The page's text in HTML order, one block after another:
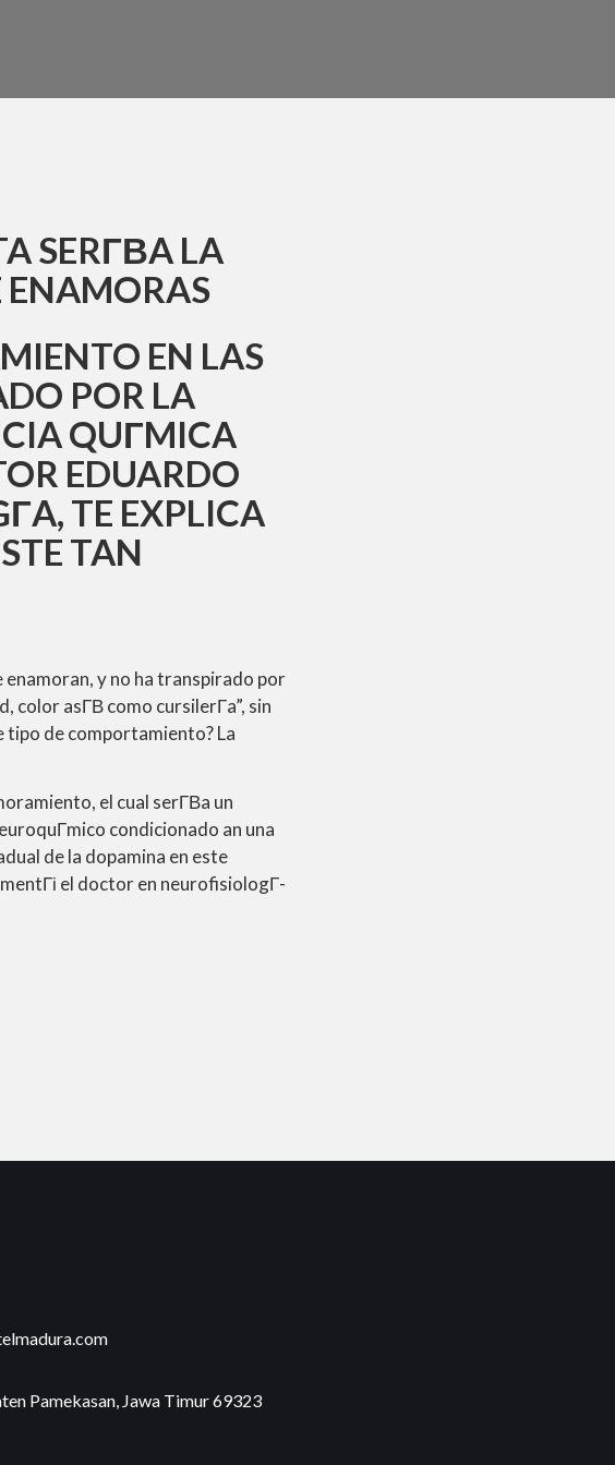
SERГ­В­A LA
ENAMORAS
EN LAS
POR LA
QUГ­MICA
EDUARDO
TE EXPLICA
TAN
enamoran, y no ha transpirado por
color asГ­В­ como cursilerГ­a”, sin
tipo de comportamiento? La
el cual serГ­В­a un
condicionado an una
de la dopamina en este
el doctor en neurofisiologГ­
Pamekasan, Jawa Timur 69323